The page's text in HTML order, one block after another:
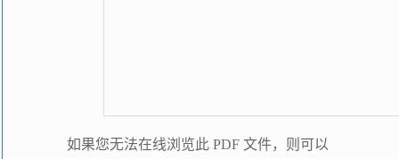
如果您无法在线浏览此 PDF 文件，则可以